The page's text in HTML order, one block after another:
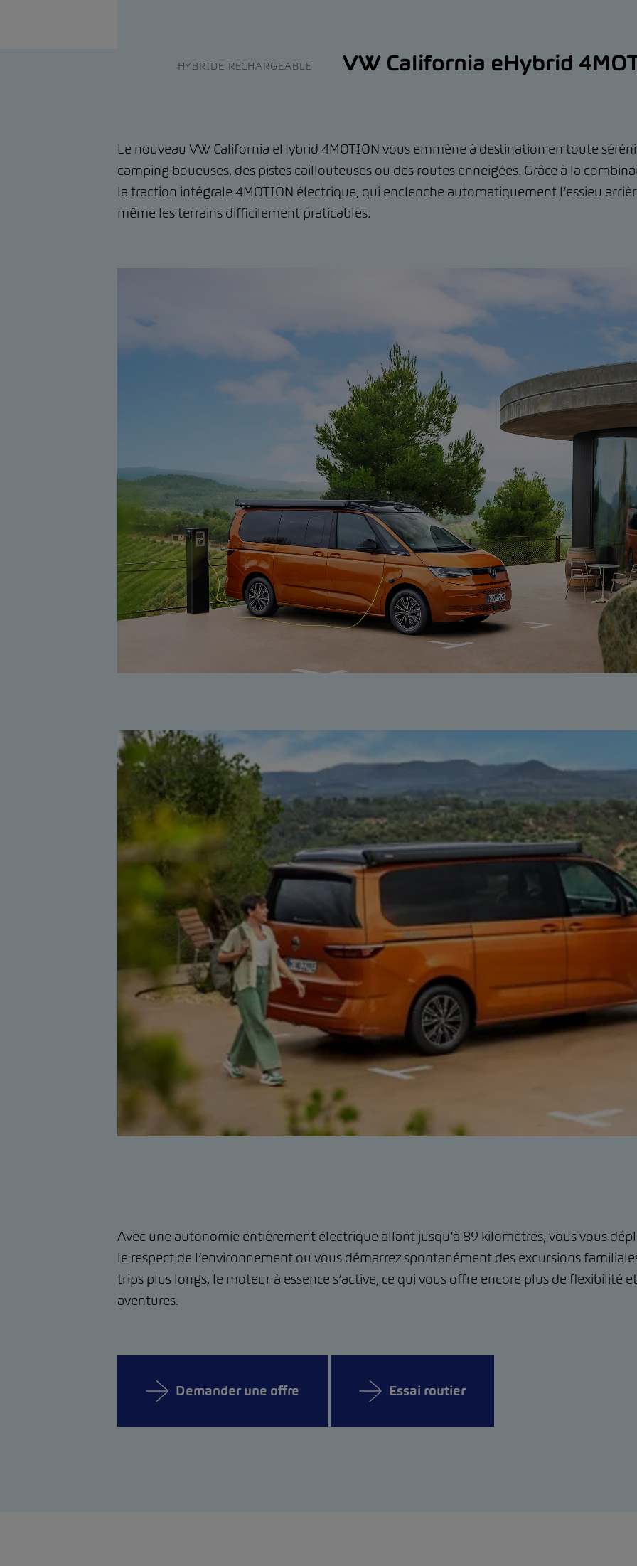
HYBRIDE RECHARGEABLE VW California eHybrid
Le nouveau VW California eHybrid 4MOTION vous emmène à destination en toute
camping boueuses, des pistes caillouteuses ou des routes enneigées. Grâce à la
la traction intégrale 4MOTION électrique, qui enclenche automatiquement l’essieu
même les terrains difficilement praticables.
Avec une autonomie entièrement électrique allant jusqu’à 89 kilomètres, vous vous
le respect de l’environnement ou vous démarrez spontanément des excursions
trips plus longs, le moteur à essence s’active, ce qui vous offre encore plus de flexibilité
aventures.
Demander une offre Essai routier